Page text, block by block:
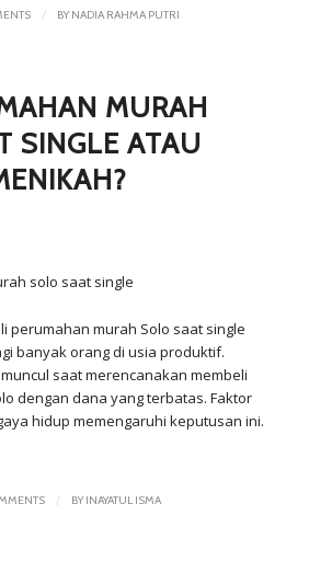
/ BYNADIA RAHMA PUTRI
MURAH
SINGLE ATAU
perumahan murah Solo saat single
banyak orang di usia produktif.
saat merencanakan membeli
dengan dana yang terbatas. Faktor
hidup memengaruhi keputusan ini.
/ BYINAYATUL ISMA